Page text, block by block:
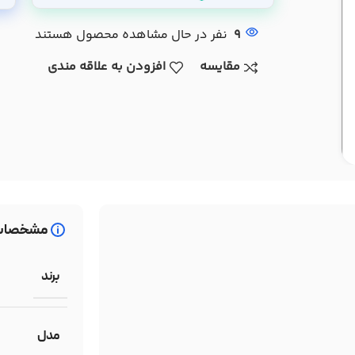
9 نفر در حال مشاهده محصول هستند
مقایسه
افزودن به علاقه مندی
برند
مدل